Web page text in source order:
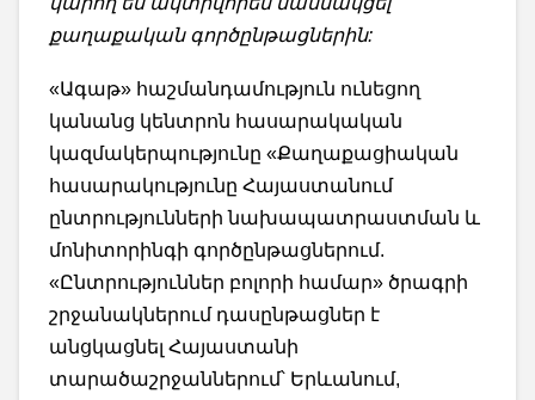
քաղաքական գործընթացներին:
«Ագաթ» հաշմանդամություն ունեցող
կանանց կենտրոն հասարակական
կազմակերպությունը «Քաղաքացիական
հասարակությունը Հայաստանում
ընտրությունների նախապատրաստման և
մոնիտորինգի գործընթացներում.
«Ընտրություններ բոլորի համար» ծրագրի
շրջանակներում դասընթացներ է
անցկացնել Հայաստանի
տարածաշրջաններում՝ Երևանում,